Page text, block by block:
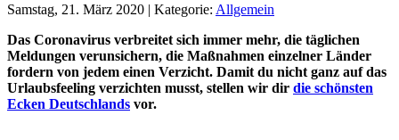
Samstag, 21. März 2020 | Kategorie: Allgemein
Das Coronavirus verbreitet sich immer mehr, die täglichen
Meldungen verunsichern, die Maßnahmen einzelner Länder
fordern von jedem einen Verzicht. Damit du nicht ganz auf das
Urlaubsfeeling verzichten musst, stellen wir dir die schönsten
Ecken Deutschlands vor.